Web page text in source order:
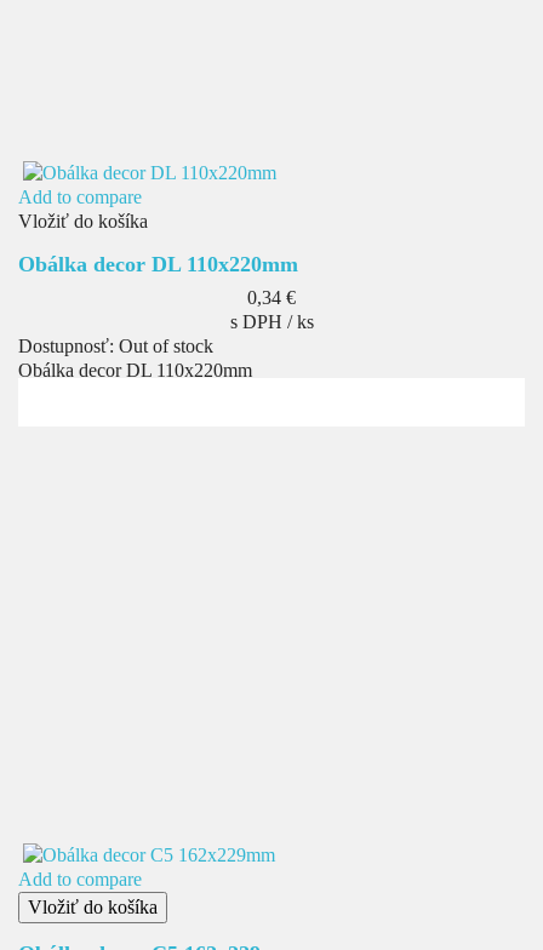
Add to compare
Vložiť do košíka
Obálka decor DL 110x220mm
Cena
0,34 €
s DPH / ks
Dostupnosť: Out of stock
Obálka decor DL 110x220mm
Add to compare
Vložiť do košíka